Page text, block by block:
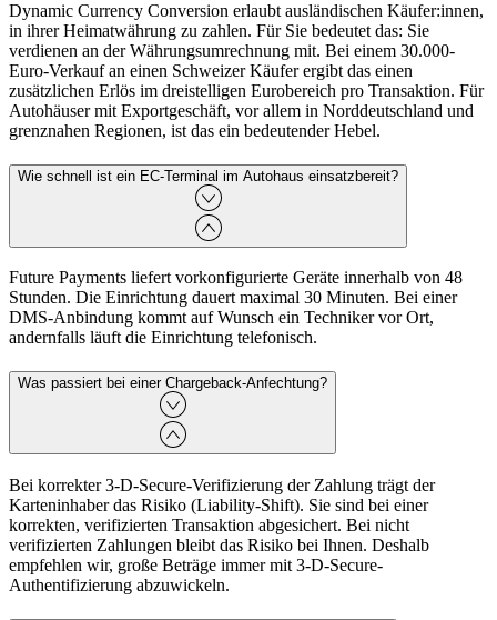
Dynamic Currency Conversion erlaubt ausländischen Käufer:innen,
in ihrer Heimatwährung zu zahlen. Für Sie bedeutet das: Sie
verdienen an der Währungsumrechnung mit. Bei einem 30.000-
Euro-Verkauf an einen Schweizer Käufer ergibt das einen
zusätzlichen Erlös im dreistelligen Eurobereich pro Transaktion. Für
Autohäuser mit Exportgeschäft, vor allem in Norddeutschland und
grenznahen Regionen, ist das ein bedeutender Hebel.
Wie schnell ist ein EC-Terminal im Autohaus einsatzbereit?
Future Payments liefert vorkonfigurierte Geräte innerhalb von 48
Stunden. Die Einrichtung dauert maximal 30 Minuten. Bei einer
DMS-Anbindung kommt auf Wunsch ein Techniker vor Ort,
andernfalls läuft die Einrichtung telefonisch.
Was passiert bei einer Chargeback-Anfechtung?
Bei korrekter 3-D-Secure-Verifizierung der Zahlung trägt der
Karteninhaber das Risiko (Liability-Shift). Sie sind bei einer
korrekten, verifizierten Transaktion abgesichert. Bei nicht
verifizierten Zahlungen bleibt das Risiko bei Ihnen. Deshalb
empfehlen wir, große Beträge immer mit 3-D-Secure-
Authentifizierung abzuwickeln.